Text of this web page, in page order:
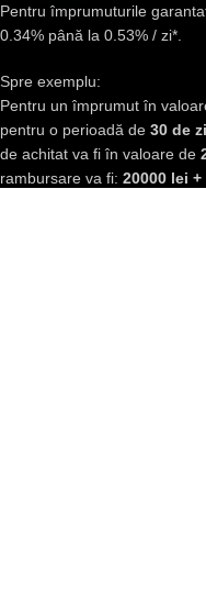
Pentru împrumuturile
0.34% până la 0.53% / zi*.
Spre exemplu:
Pentru un împrumut în
pentru o perioadă de 30 de
de achitat va fi în valoare de
rambursare va fi: 20000 lei +